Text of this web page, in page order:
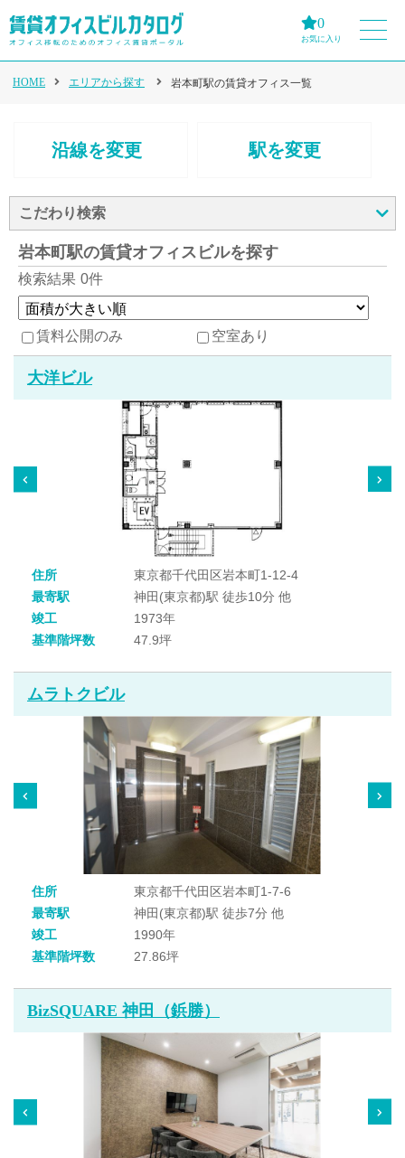
0
お気に入り
HOME エリアから探す 岩本町駅の賃貸オフィス一覧
沿線を変更 駅を変更
こだわり検索
岩本町駅の賃貸オフィスビルを探す
検索結果 0件
賃料公開のみ 空室あり
大洋ビル
住所
東京都千代田区岩本町1-12-4
最寄駅
神田(東京都)駅 徒歩10分 他
竣工
1973年
基準階坪数
47.9坪
ムラトクビル
住所
東京都千代田区岩本町1-7-6
最寄駅
神田(東京都)駅 徒歩7分 他
竣工
1990年
基準階坪数
27.86坪
BizSQUARE 神田（鋲勝）